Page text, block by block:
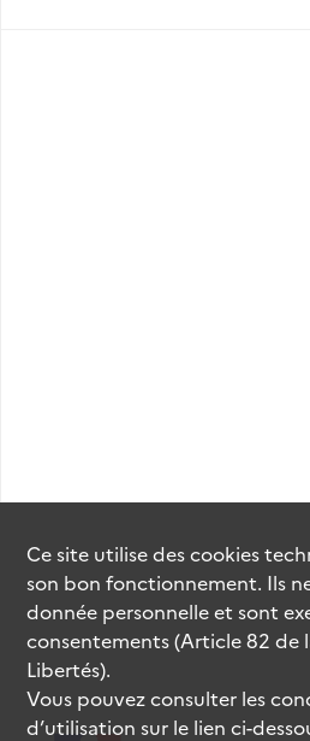
Ce site utilise descookies
son bon fonctionnement. Ils
donnée personnelle et sont
consentements (Article 82 de
Libertés).
Vous pouvez consulter les
d’utilisation sur le lien ci-